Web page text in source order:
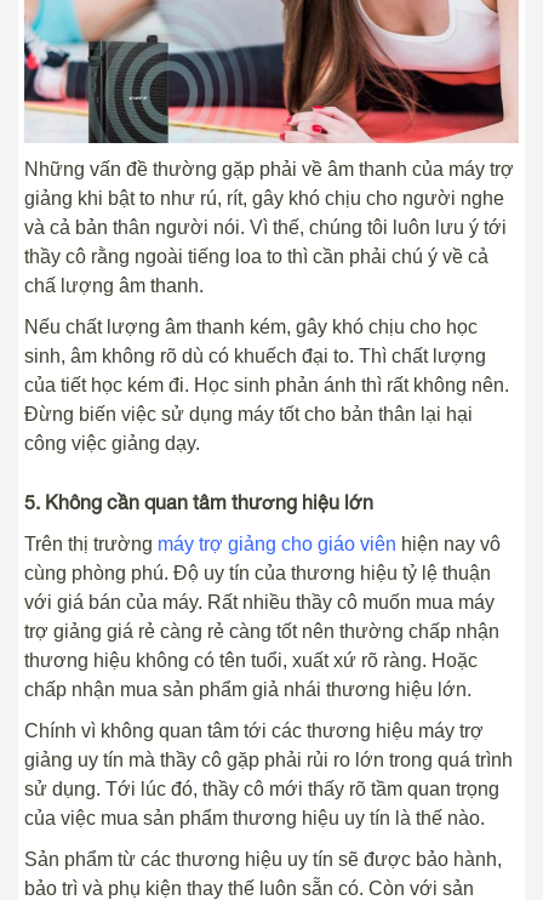
Những vấn đề thường gặp phải về âm thanh của máy trợ
giảng khi bật to như rú, rít, gây khó chịu cho người nghe
và cả bản thân người nói. Vì thế, chúng tôi luôn lưu ý tới
thầy cô rằng ngoài tiếng loa to thì cần phải chú ý về cả
chấ lượng âm thanh.
Nếu chất lượng âm thanh kém, gây khó chịu cho học
sinh, âm không rõ dù có khuếch đại to. Thì chất lượng
của tiết học kém đi. Học sinh phản ánh thì rất không nên.
Đừng biến việc sử dụng máy tốt cho bản thân lại hại
công việc giảng dạy.
5. Không cần quan tâm thương hiệu lớn
Trên thị trường máy trợ giảng cho giáo viên hiện nay vô
cùng phòng phú. Độ uy tín của thương hiệu tỷ lệ thuận
với giá bán của máy. Rất nhiều thầy cô muốn mua máy
trợ giảng giá rẻ càng rẻ càng tốt nên thường chấp nhận
thương hiệu không có tên tuổi, xuất xứ rõ ràng. Hoặc
chấp nhận mua sản phẩm giả nhái thương hiệu lớn.
Chính vì không quan tâm tới các thương hiệu máy trợ
giảng uy tín mà thầy cô gặp phải rủi ro lớn trong quá trình
sử dụng. Tới lúc đó, thầy cô mới thấy rõ tầm quan trọng
của việc mua sản phẩm thương hiệu uy tín là thế nào.
Sản phẩm từ các thương hiệu uy tín sẽ được bảo hành,
bảo trì và phụ kiện thay thế luôn sẵn có. Còn với sản